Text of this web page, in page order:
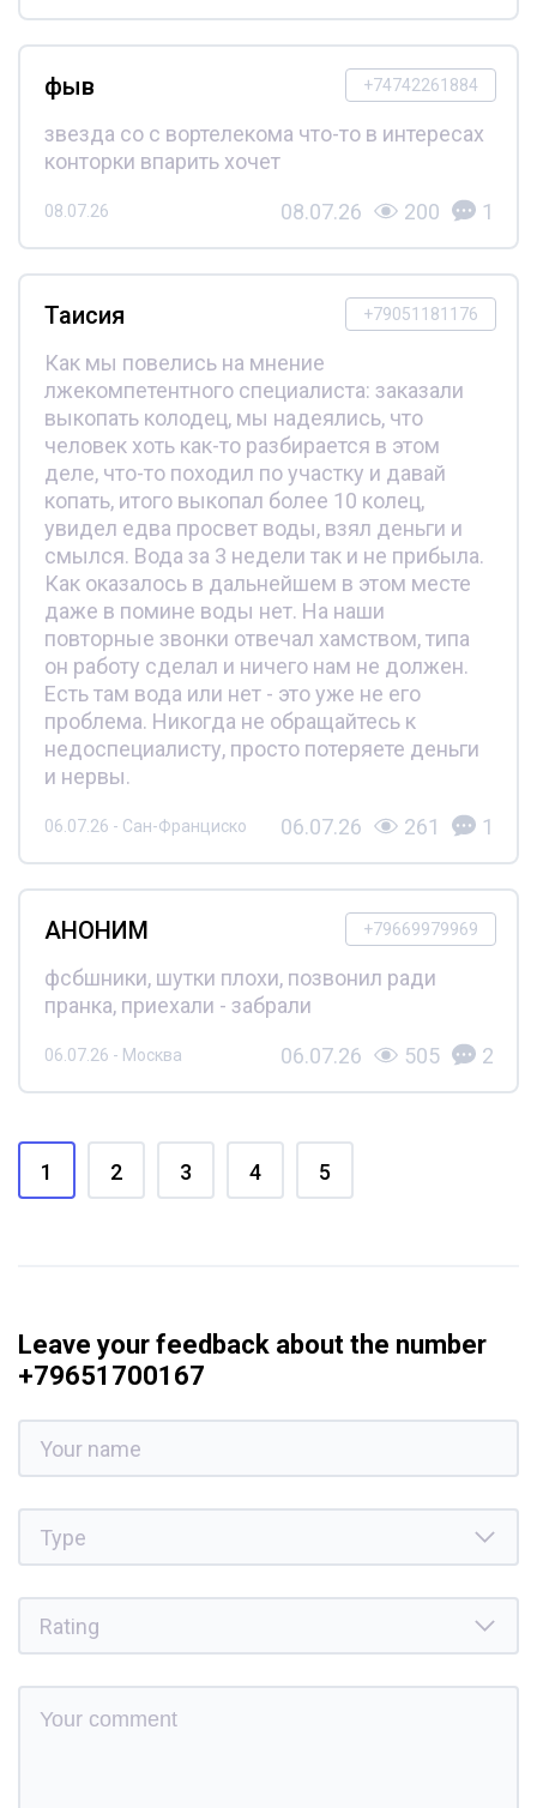
+74742261884
фыв
звезда со с вортелекома что-то в интересах
конторки впарить хочет
08.07.26 08.07.26 200 1
+79051181176
Таисия
Как мы повелись на мнение
лжекомпетентного специалиста: заказали
выкопать колодец, мы надеялись, что
человек хоть как-то разбирается в этом
деле, что-то походил по участку и давай
копать, итого выкопал более 10 колец,
увидел едва просвет воды, взял деньги и
смылся. Вода за 3 недели так и не прибыла.
Как оказалось в дальнейшем в этом месте
даже в помине воды нет. На наши
повторные звонки отвечал хамством, типа
он работу сделал и ничего нам не должен.
Есть там вода или нет - это уже не его
проблема. Никогда не обращайтесь к
недоспециалисту, просто потеряете деньги
и нервы.
06.07.26 - Сан-Франциско 06.07.26 261 1
+79669979969
АНОНИМ
фсбшники, шутки плохи, позвонил ради
пранка, приехали - забрали
06.07.26 - Москва 06.07.26 505 2
1 2 3 4 5
Leave your feedback about the number
+79651700167